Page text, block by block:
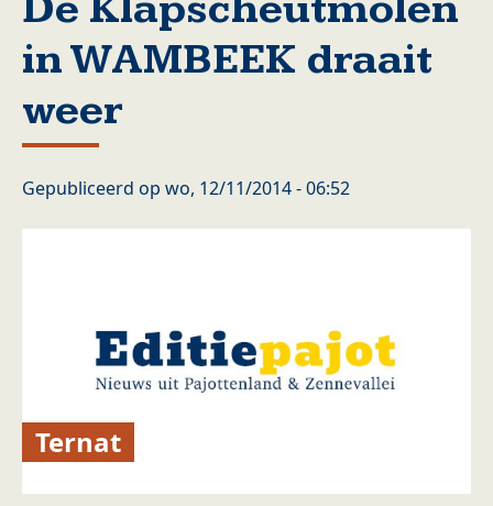
in WAMBEEK draait
weer
Gepubliceerd op wo, 12/11/2014 - 06:52
Ternat